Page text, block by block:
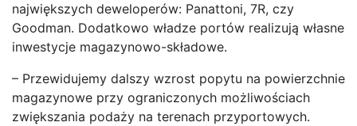
największych deweloperów: Panattoni, 7R, czy
Goodman. Dodatkowo władze portów realizują własne
inwestycje magazynowo-składowe.
– Przewidujemy dalszy wzrost popytu na powierzchnie
magazynowe przy ograniczonych możliwościach
zwiększania podaży na terenach przyportowych.